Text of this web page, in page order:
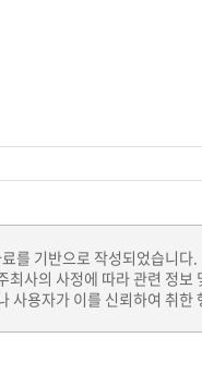
를 기반으로 작성되었습니다.
최사의 사정에 따라 관련 정
사용자가 이를 신뢰하여 취한